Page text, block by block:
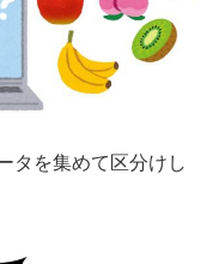
タを集めて区分けし